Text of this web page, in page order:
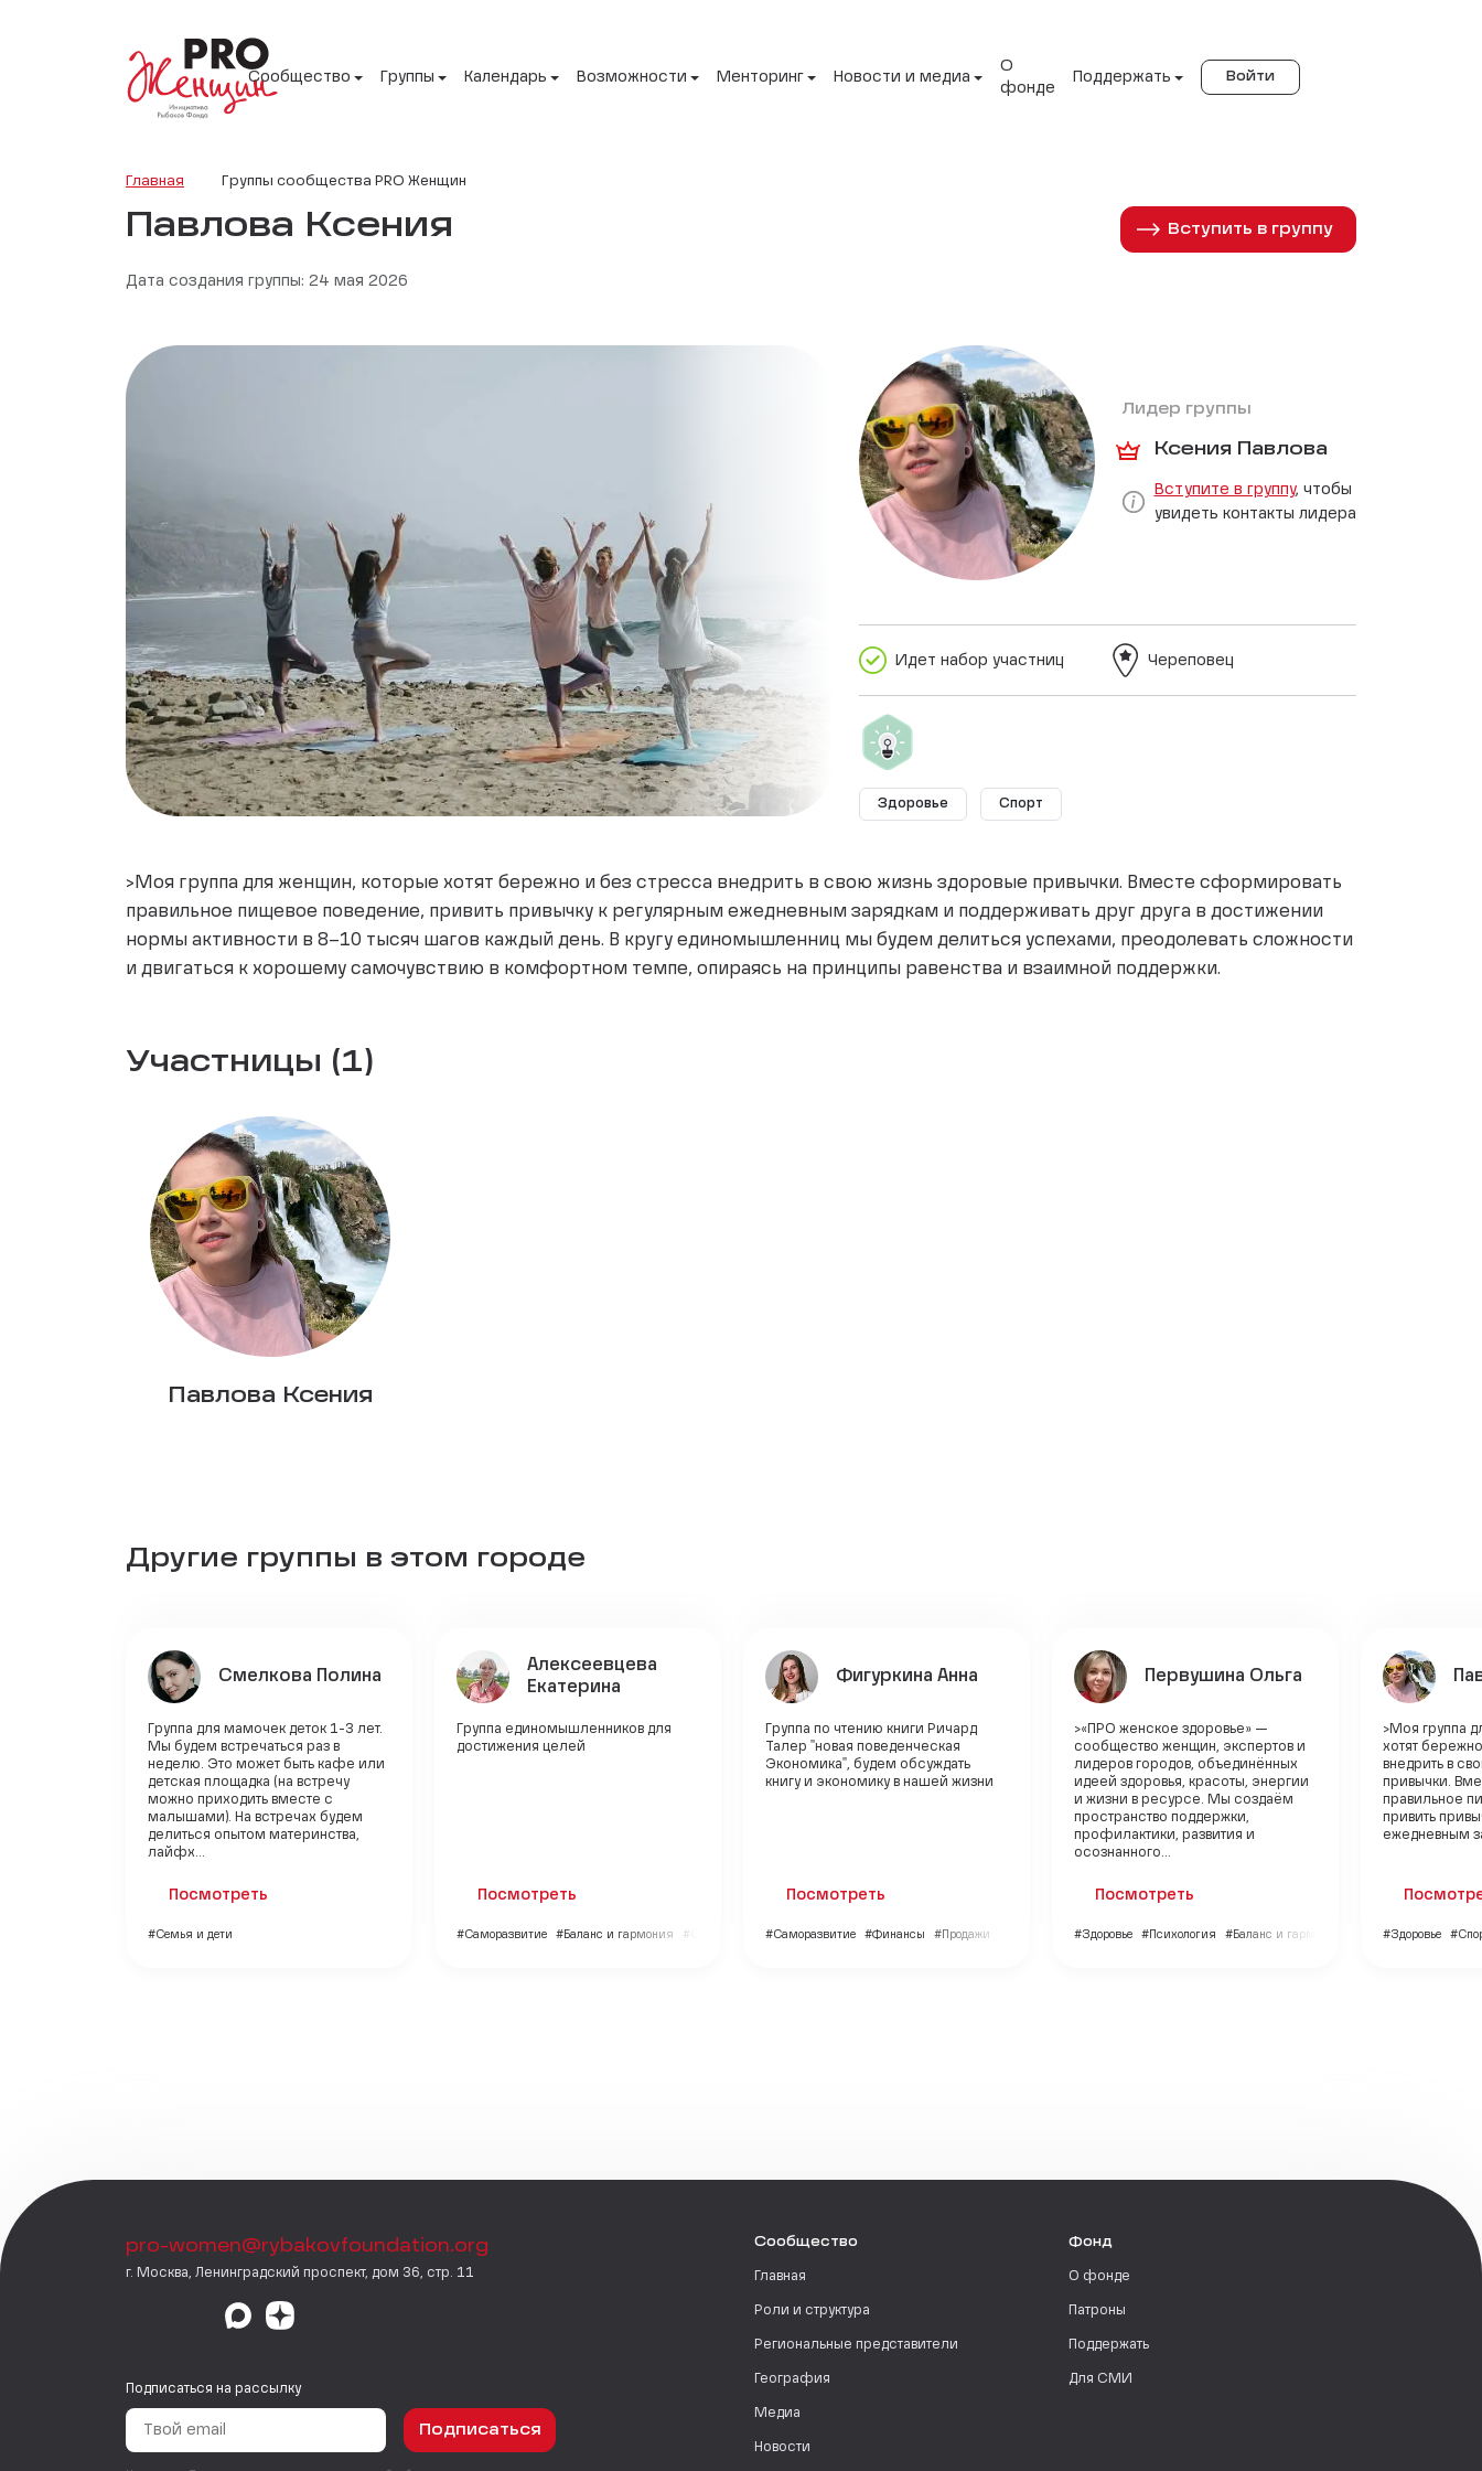
Сообщество Группы Календарь Возможности Менторинг Новости и медиа
О
фонде
Поддержать Войти
Главная Группы сообщества PRO Женщин
Павлова Ксения Вступить в группу
Дата создания группы: 24 мая 2026
Лидер группы
Ксения Павлова
Вступите в группу, чтобы
увидеть контакты лидера
Идет набор участниц Череповец
Здоровье Спорт
>Моя группа для женщин, которые хотят бережно и без стресса внедрить в свою жизнь здоровые привычки. Вместе сформировать
правильное пищевое поведение, привить привычку к регулярным ежедневным зарядкам и поддерживать друг друга в достижении
нормы активности в 8–10 тысяч шагов каждый день. В кругу единомышленниц мы будем делиться успехами, преодолевать сложности
и двигаться к хорошему самочувствию в комфортном темпе, опираясь на принципы равенства и взаимной поддержки.
Участницы (1)
Павлова Ксения
Другие группы в этом городе
Смелкова Полина
Группа для мамочек деток 1-3 лет.
Мы будем встречаться раз в
неделю. Это может быть кафе или
детская площадка (на встречу
можно приходить вместе с
малышами). На встречах будем
делиться опытом материнства,
лайфх...
Посмотреть
#Семья и дети
Алексеевцева
Екатерина
Группа единомышленников для
достижения целей
Посмотреть
#Саморазвитие #Баланс и гармония #Образование
Фигуркина Анна
Группа по чтению книги Ричард
Талер "новая поведенческая
Экономика", будем обсуждать
книгу и экономику в нашей жизни
Посмотреть
#Саморазвитие #Финансы #Продажи
Первушина Ольга
>«ПРО женское здоровье» —
сообщество женщин, экспертов и
лидеров городов, объединённых
идеей здоровья, красоты, энергии
и жизни в ресурсе. Мы создаём
пространство поддержки,
профилактики, развития и
осознанного...
Посмотреть
#Здоровье #Психология #Баланс и гармония
>Моя группа
хотят
внедрить в
привычки.
правильное
привить
ежедневным
#Здоровье
pro-women@rybakovfoundation.org
г. Москва, Ленинградский проспект, дом 36, стр. 11
Подписаться на рассылку
Подписаться
Сообщество
Главная
Роли и структура
Региональные представители
География
Медиа
Новости
Фонд
О фонде
Патроны
Поддержать
Для СМИ